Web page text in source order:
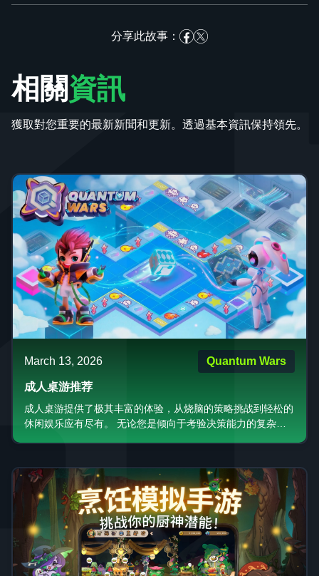
分享此故事：
相關資訊
獲取對您重要的最新新聞和更新。透過基本資訊保持領先。
March 13, 2026 Quantum Wars
成人桌游推荐
成人桌游提供了极其丰富的体验，从烧脑的策略挑战到轻松的
休闲娱乐应有尽有。 无论您是倾向于考验决策能力的复杂机
关键在于明确您的需求：是追求排名与成就感的竞技模式，还
是更适合好友聚会、氛围轻松的休闲模式。